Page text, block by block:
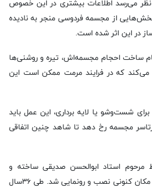
می‌رسد اطلاعات بیشتری در این خصوص
بخش‌هایی از مجسمه فردوسی منجر به نادیده
در این اثر شده است.
ساخت احجام مجسمه‌اش، تیره و روشنی‌ها
که در فرایند مرمت ممکن است این
شست‌وشو یا لایه برداری، این عمل باید
مجسمه رخ دهد تا شاهد چنین اتفاقی
سال۱۳۳۸ توسط مرحوم استاد ابوالحسن صدیقی ساخته و
توسط فرزندش فریدون صدیقی در مکان کنونی نصب و رونمایی شد. طی ۳۶سال